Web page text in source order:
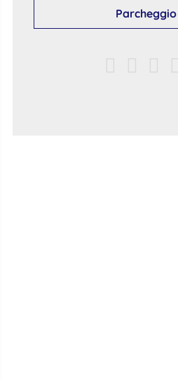
Parcheggio